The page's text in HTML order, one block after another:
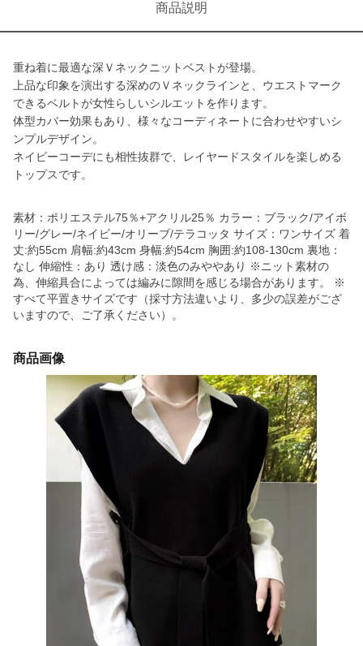
商品説明
重ね着に最適な深Ｖネックニットベストが登場。
上品な印象を演出する深めのＶネックラインと、ウエストマーク
できるベルトが女性らしいシルエットを作ります。
体型カバー効果もあり、様々なコーディネートに合わせやすいシ
ンプルデザイン。
ネイビーコーデにも相性抜群で、レイヤードスタイルを楽しめる
トップスです。
素材：ポリエステル75％+アクリル25％ カラー：ブラック/アイボ
リー/グレー/ネイビー/オリーブ/テラコッタ サイズ：ワンサイズ 着
丈:約55cm 肩幅:約43cm 身幅:約54cm 胸囲:約108-130cm 裏地：
なし 伸縮性：あり 透け感：淡色のみややあり ※ニット素材の
為、伸縮具合によっては編みに隙間を感じる場合があります。 ※
すべて平置きサイズです（採寸方法違いより、多少の誤差がござ
いますので、ご了承ください）。
商品画像